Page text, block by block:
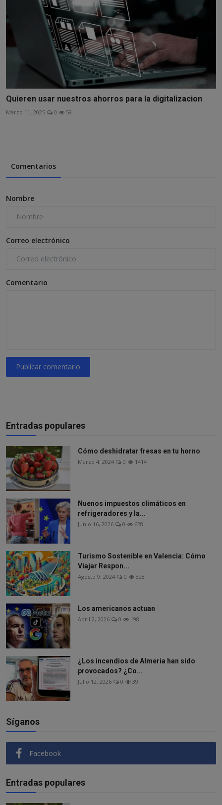
Quieren usar nuestros ahorros para la digitalizacion
Marzo 11, 2025 0 59
Comentarios
Nombre
Correo electrónico
Comentario
Publicar comentario
Entradas populares
Cómo deshidratar fresas en tu horno
Marzo 4, 2024 0 1414
Nuenos impuestos climáticos en
refrigeradores y la...
Junio 16, 2026 0 628
Turismo Sostenible en Valencia: Cómo
Viajar Respon...
Agosto 9, 2024 0 328
Los americanos actuan
Abril 2, 2026 0 198
¿Los incendios de Almeria han sido
provocados? ¿Co...
Julio 12, 2026 0 39
Síganos
Facebook
Entradas populares